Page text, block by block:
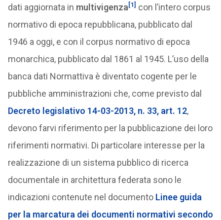
dati aggiornata in multivigenza[1] con l’intero corpus
normativo di epoca repubblicana, pubblicato dal
1946 a oggi, e con il corpus normativo di epoca
monarchica, pubblicato dal 1861 al 1945. L’uso della
banca dati Normattiva è diventato cogente per le
pubbliche amministrazioni che, come previsto dal
Decreto legislativo 14-03-2013, n. 33, art. 12,
devono farvi riferimento per la pubblicazione dei loro
riferimenti normativi. Di particolare interesse per la
realizzazione di un sistema pubblico di ricerca
documentale in architettura federata sono le
indicazioni contenute nel documento Linee guida
per la marcatura dei documenti normativi secondo